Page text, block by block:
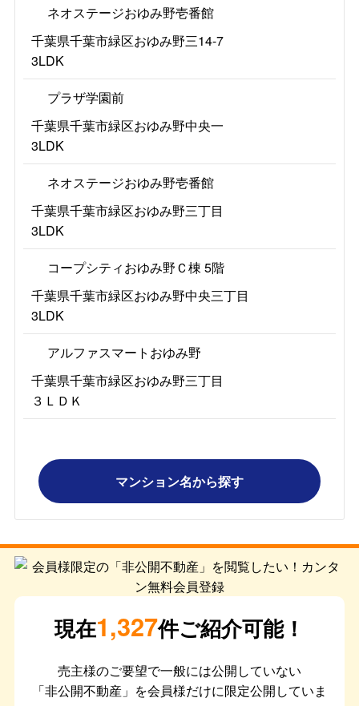
ネオステージおゆみ野壱番館
千葉県千葉市緑区おゆみ野三14-7
3LDK
プラザ学園前
千葉県千葉市緑区おゆみ野中央一
3LDK
ネオステージおゆみ野壱番館
千葉県千葉市緑区おゆみ野三丁目
3LDK
コープシティおゆみ野Ｃ棟 5階
千葉県千葉市緑区おゆみ野中央三丁目
3LDK
アルファスマートおゆみ野
千葉県千葉市緑区おゆみ野三丁目
３ＬＤＫ
マンション名から探す
現在1,327件ご紹介可能！
売主様のご要望で一般には公開していない
「非公開不動産」を会員様だけに限定公開していま